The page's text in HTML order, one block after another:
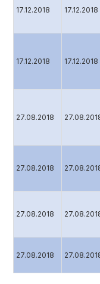
17.12.2018 17.12.2018
17.12.2018 17.12.2018
27.08.2018
27.08.2018
27.08.2018
27.08.2018